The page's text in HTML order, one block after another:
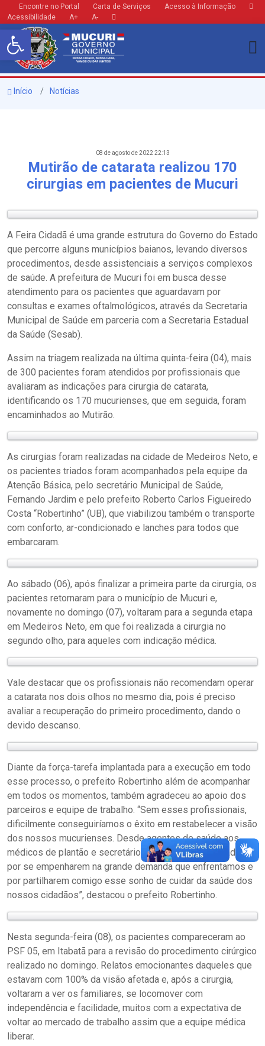
Encontre no Portal Carta de Serviços
Acesso à Informação
Acessibilidade
A+ A-
Início Notícias
08 de agosto de 2022 22:13
Mutirão de catarata realizou 170
cirurgias em pacientes de Mucuri
A Feira Cidadã é uma grande estrutura do Governo do Estado
que percorre alguns municípios baianos, levando diversos
procedimentos, desde assistenciais a serviços complexos
de saúde. A prefeitura de Mucuri foi em busca desse
atendimento para os pacientes que aguardavam por
consultas e exames oftalmológicos, através da Secretaria
Municipal de Saúde em parceria com a Secretaria Estadual
da Saúde (Sesab).
Assim na triagem realizada na última quinta-feira (04), mais
de 300 pacientes foram atendidos por profissionais que
avaliaram as indicações para cirurgia de catarata,
identificando os 170 mucurienses, que em seguida, foram
encaminhados ao Mutirão.
As cirurgias foram realizadas na cidade de Medeiros Neto, e
os pacientes triados foram acompanhados pela equipe da
Atenção Básica, pelo secretário Municipal de Saúde,
Fernando Jardim e pelo prefeito Roberto Carlos Figueiredo
Costa “Robertinho” (UB), que viabilizou também o transporte
com conforto, ar-condicionado e lanches para todos que
embarcaram.
Ao sábado (06), após finalizar a primeira parte da cirurgia, os
pacientes retornaram para o município de Mucuri e,
novamente no domingo (07), voltaram para a segunda etapa
em Medeiros Neto, em que foi realizada a cirurgia no
segundo olho, para aqueles com indicação médica.
Vale destacar que os profissionais não recomendam operar
a catarata nos dois olhos no mesmo dia, pois é preciso
avaliar a recuperação do primeiro procedimento, dando o
devido descanso.
Diante da força-tarefa implantada para a execução em todo
esse processo, o prefeito Robertinho além de acompanhar
em todos os momentos, também agradeceu ao apoio dos
parceiros e equipe de trabalho. “Sem esses profissionais,
dificilmente conseguiríamos o êxito em restabelecer a visão
dos nossos mucurienses. Desde agentes de saúde aos
médicos de plantão e secretário de Saúde, quero agradecer
por se empenharem na grande demanda que enfrentamos e
por partilharem comigo esse sonho de cuidar da saúde dos
nossos cidadãos”, destacou o prefeito Robertinho.
Nesta segunda-feira (08), os pacientes compareceram ao
PSF 05, em Itabatã para a revisão do procedimento cirúrgico
realizado no domingo. Relatos emocionantes daqueles que
estavam com 100% da visão afetada e, após a cirurgia,
voltaram a ver os familiares, se locomover com
independência e facilidade, muitos com a expectativa de
voltar ao mercado de trabalho assim que a equipe médica
liberar.
Barra de Ferramentas Aberta